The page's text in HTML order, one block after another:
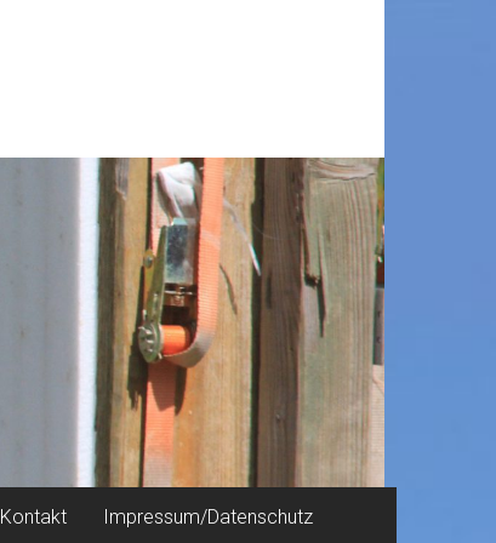
Kontakt Impressum/Datenschutz